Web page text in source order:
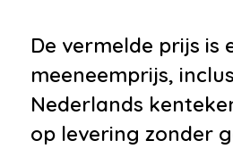
De vermelde prijs is
meeneemprijs,
Nederlands
op levering zonder